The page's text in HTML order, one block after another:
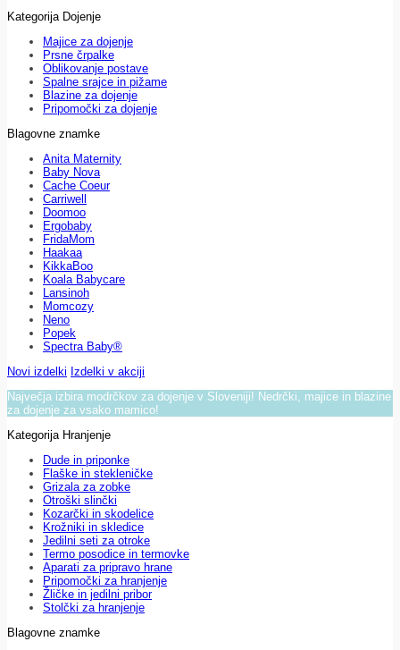
Kategorija Dojenje
Majice za dojenje
Prsne črpalke
Oblikovanje postave
Spalne srajce in pižame
Blazine za dojenje
Pripomočki za dojenje
Blagovne znamke
Anita Maternity
Baby Nova
Cache Coeur
Carriwell
Doomoo
Ergobaby
FridaMom
Haakaa
KikkaBoo
Koala Babycare
Lansinoh
Momcozy
Neno
Popek
Spectra Baby®
Novi izdelki Izdelki v akciji
Največja izbira modrčkov za dojenje v Sloveniji! Nedrčki, majice in blazine
za dojenje za vsako mamico!
Kategorija Hranjenje
Dude in priponke
Flaške in stekleničke
Grizala za zobke
Otroški slinčki
Kozarčki in skodelice
Krožniki in skledice
Jedilni seti za otroke
Termo posodice in termovke
Aparati za pripravo hrane
Pripomočki za hranjenje
Žličke in jedilni pribor
Stolčki za hranjenje
Blagovne znamke